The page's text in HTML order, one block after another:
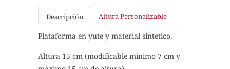
Descripción Altura Personalizable
Plataforma en yute y material sintetico.
Altura 15 cm (modificable mínimo 7 cm y